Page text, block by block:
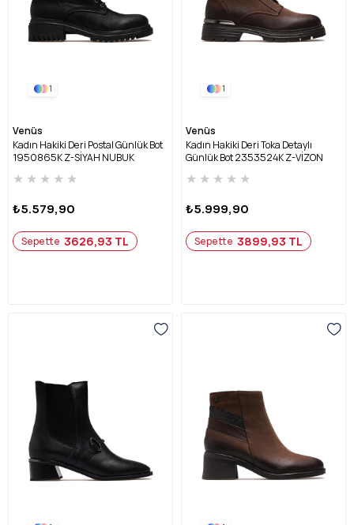
1
Venüs
Kadın Hakiki Deri Postal Günlük Bot
1950865K Z-SİYAH NUBUK
★ ★ ★ ★ ★
₺5.579,90
Sepette 3626,93 TL
1
Venüs
Kadın Hakiki Deri Toka Detaylı
Günlük Bot 2353524K Z-VİZON
★ ★ ★ ★ ★
₺5.999,90
Sepette 3899,93 TL